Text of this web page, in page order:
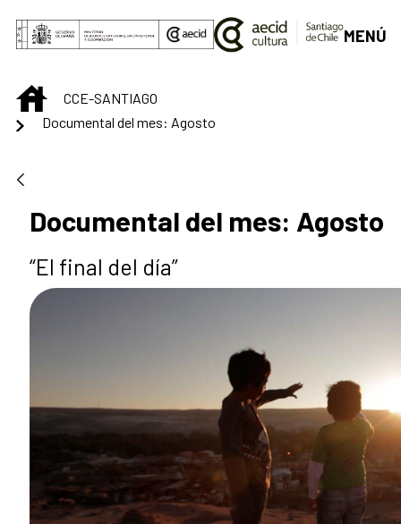
Saltar al contenido principal
MENÚ
INICIOCCE-SANTIAGO
Documental del mes: Agosto
Documental del mes: Agosto
“El final del día”